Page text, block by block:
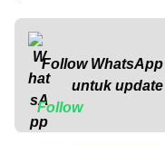
Follow
untuk
Follow